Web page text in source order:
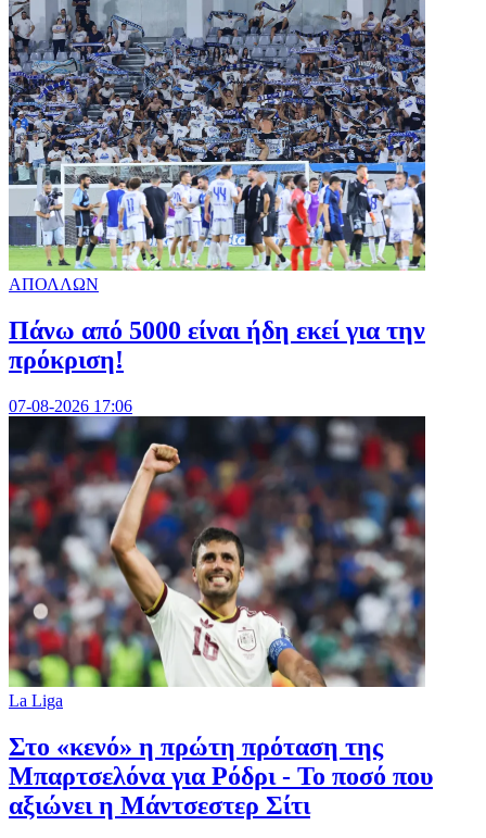
ΑΠΟΛΛΩΝ
Πάνω από 5000 είναι ήδη εκεί για την
πρόκριση!
07-08-2026 17:06
La Liga
Στο «κενό» η πρώτη πρόταση της
Μπαρτσελόνα για Ρόδρι - Το ποσό που
αξιώνει η Μάντσεστερ Σίτι